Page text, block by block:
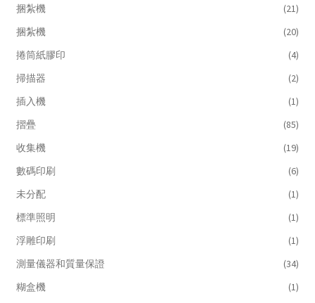
捆紮機
(21)
捆紮機
(20)
捲筒紙膠印
(4)
掃描器
(2)
插入機
(1)
摺疊
(85)
收集機
(19)
數碼印刷
(6)
未分配
(1)
標準照明
(1)
浮雕印刷
(1)
測量儀器和質量保證
(34)
糊盒機
(1)